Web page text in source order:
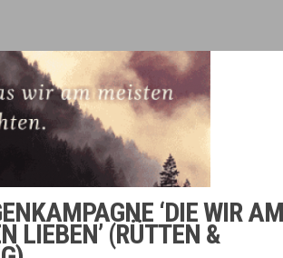
‘DIE WIR AM
LIEBEN’ (RÜTTEN &